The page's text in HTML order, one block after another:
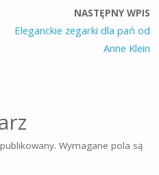
NASTĘPNY WPIS
Eleganckie zegarki dla pań od
Anne Klein
Wymagane pola są